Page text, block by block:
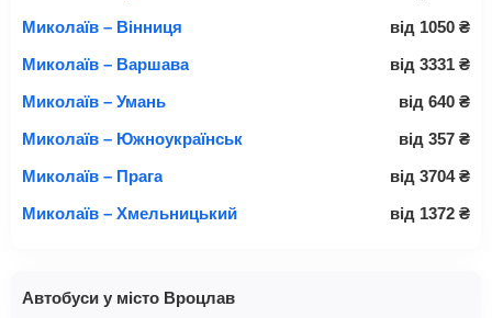
Миколаїв – Вінниця
від 1050 ₴
Миколаїв – Варшава
від 3331 ₴
Миколаїв – Умань
від 640 ₴
Миколаїв – Южноукраїнськ
від 357 ₴
Миколаїв – Прага
від 3704 ₴
Миколаїв – Хмельницький
від 1372 ₴
Автобуси у місто Вроцлав